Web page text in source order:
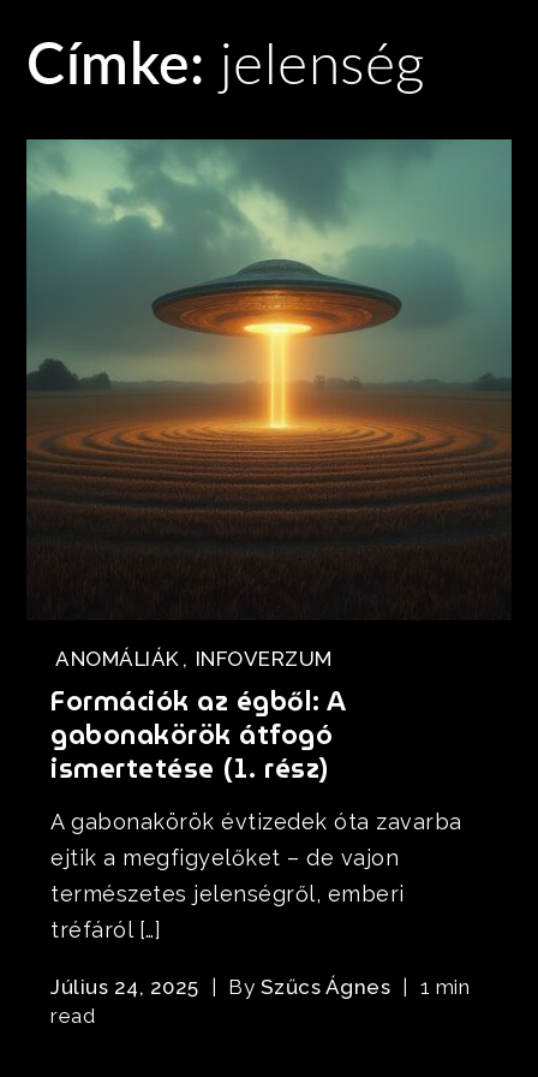
Címke: jelenség
ANOMÁLIÁK , INFOVERZUM
Formációk az égből: A
gabonakörök átfogó
ismertetése (1. rész)
A gabonakörök évtizedek óta zavarba
ejtik a megfigyelőket – de vajon
természetes jelenségről, emberi
tréfáról […]
Július 24, 2025 By Szűcs Ágnes
1 min
read